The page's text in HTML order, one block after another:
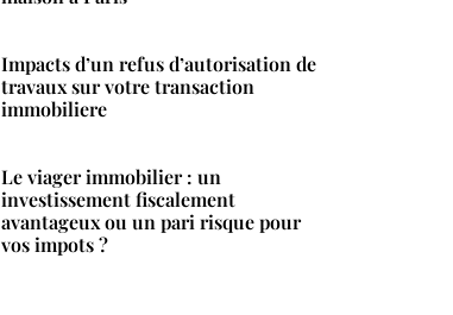
Impacts d’un refus d’autorisation de
travaux sur votre transaction
immobiliere
Le viager immobilier : un
investissement fiscalement
avantageux ou un pari risque pour
vos impots ?